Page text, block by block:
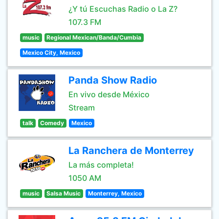
¿Y tú Escuchas Radio o La Z?
107.3 FM
music Regional Mexican/Banda/Cumbia
Mexico City, Mexico
Panda Show Radio
En vivo desde México
Stream
talk Comedy Mexico
La Ranchera de Monterrey
La más completa!
1050 AM
music Salsa Music Monterrey, Mexico